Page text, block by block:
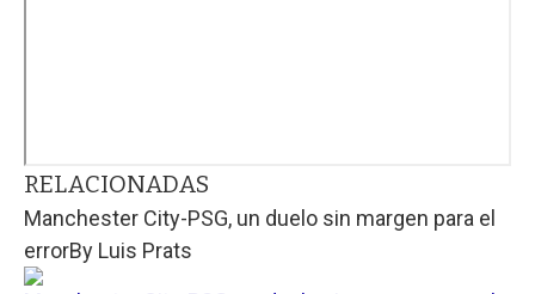
RELACIONADAS
Manchester City-PSG, un duelo sin margen para el
errorBy Luis Prats